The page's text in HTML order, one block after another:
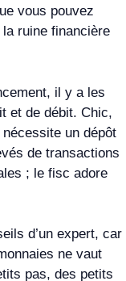
vous pouvez
ruine financière
il y a les
et de débit. Chic,
nécessite un dépôt
de transactions
; le fisc adore
d’un expert, car
ne vaut
pas, des petits